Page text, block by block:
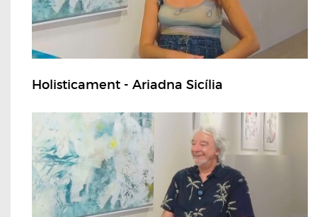
Holisticament - Ariadna Sicília